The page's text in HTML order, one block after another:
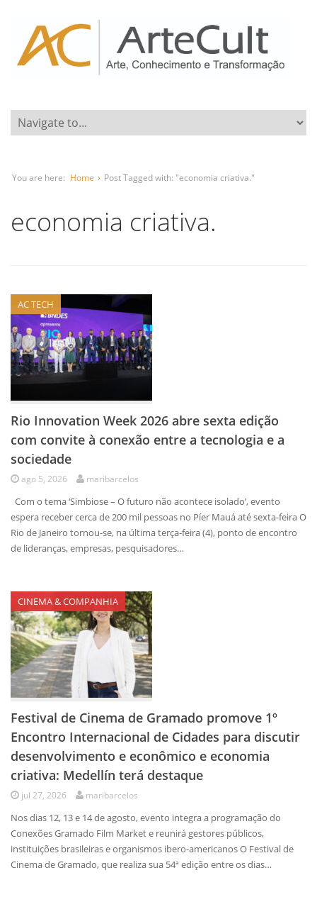
You are here: Home › Post Tagged with: "economia criativa."
economia criativa.
AC TECH
Rio Innovation Week 2026 abre sexta edição
com convite à conexão entre a tecnologia e a
sociedade
ago 5, 2026 maribarcelos
Com o tema ‘Simbiose – O futuro não acontece isolado’, evento
espera receber cerca de 200 mil pessoas no Píer Mauá até sexta-feira O
Rio de Janeiro tornou-se, na última terça-feira (4), ponto de encontro
de lideranças, empresas, pesquisadores…
CINEMA & COMPANHIA
Festival de Cinema de Gramado promove 1º
Encontro Internacional de Cidades para discutir
desenvolvimento e econômico e economia
criativa: Medellín terá destaque
jul 27, 2026 maribarcelos
Nos dias 12, 13 e 14 de agosto, evento integra a programação do
Conexões Gramado Film Market e reunirá gestores públicos,
instituições brasileiras e organismos ibero-americanos O Festival de
Cinema de Gramado, que realiza sua 54ª edição entre os dias…